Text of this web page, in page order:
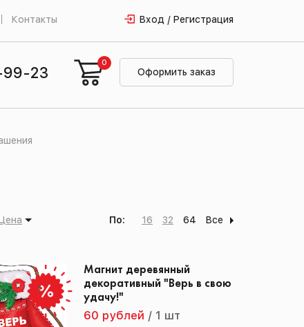
Контакты Вход / Регистрация
99-23 Оформить заказ
0
По: 16 32 64 Все
Магнит деревянный
декоративный "Верь в свою
удачу!"
60 рублей / 1 шт